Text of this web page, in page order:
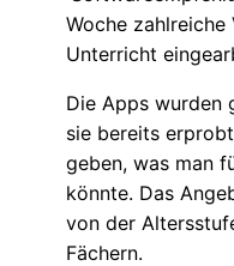
Woche
Unterricht
Die Apps wurden
sie bereits
geben, was man
könnte. Das
von der
Fächern.